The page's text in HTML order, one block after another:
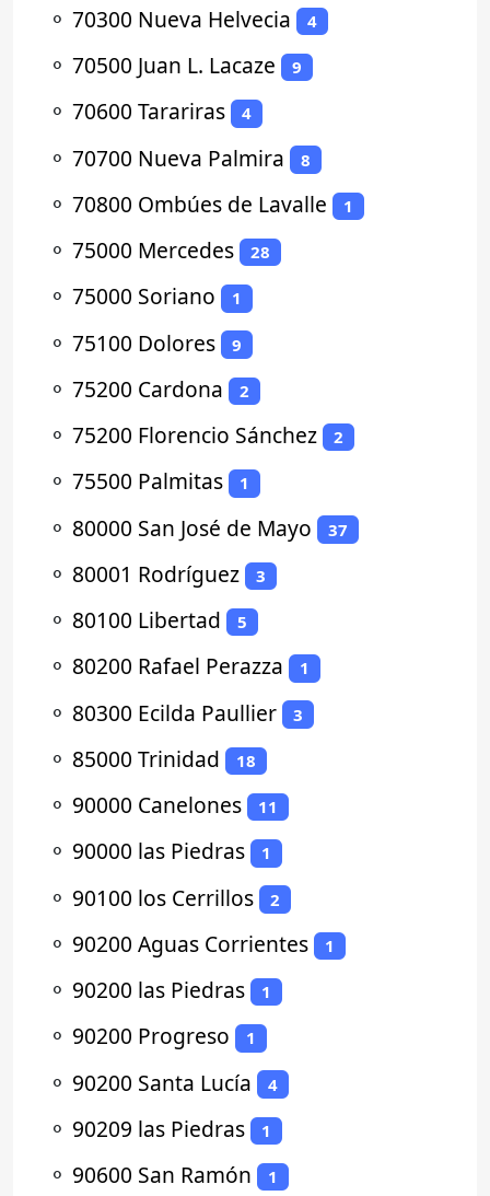
⚬ 70300 Nueva Helvecia 4
⚬ 70500 Juan L. Lacaze 9
⚬ 70600 Tarariras 4
⚬ 70700 Nueva Palmira 8
⚬ 70800 Ombúes de Lavalle 1
⚬ 75000 Mercedes 28
⚬ 75000 Soriano 1
⚬ 75100 Dolores 9
⚬ 75200 Cardona 2
⚬ 75200 Florencio Sánchez 2
⚬ 75500 Palmitas 1
⚬ 80000 San José de Mayo 37
⚬ 80001 Rodríguez 3
⚬ 80100 Libertad 5
⚬ 80200 Rafael Perazza 1
⚬ 80300 Ecilda Paullier 3
⚬ 85000 Trinidad 18
⚬ 90000 Canelones 11
⚬ 90000 las Piedras 1
⚬ 90100 los Cerrillos 2
⚬ 90200 Aguas Corrientes 1
⚬ 90200 las Piedras 1
⚬ 90200 Progreso 1
⚬ 90200 Santa Lucía 4
⚬ 90209 las Piedras 1
⚬ 90600 San Ramón 1